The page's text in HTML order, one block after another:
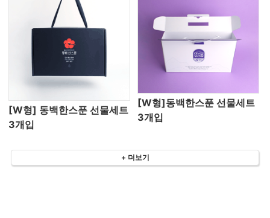
[W형] 동백한스푼 선물세트
3개입
[W형]동백한스푼 선물세트
3개입
+ 더보기